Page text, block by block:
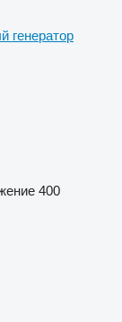
генератор
400